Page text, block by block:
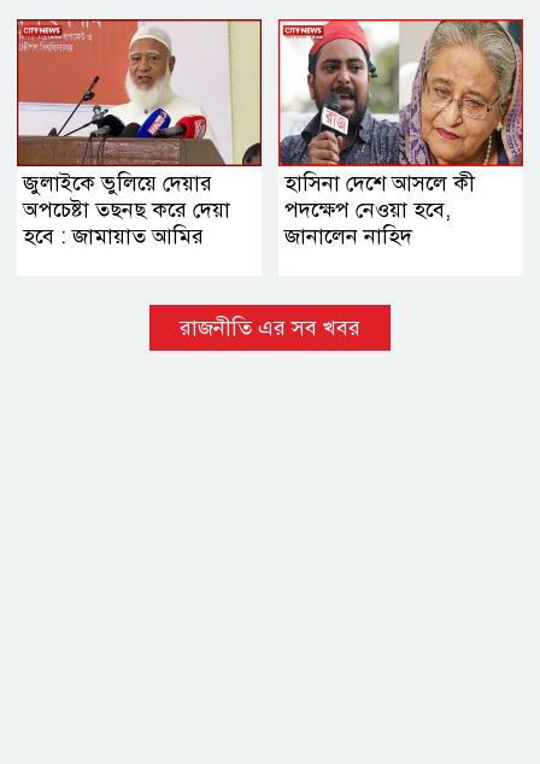
জুলাইকে ভুলিয়ে দেয়ার
অপচেষ্টা তছনছ করে দেয়া
হবে : জামায়াত আমির
হাসিনা দেশে আসলে কী
পদক্ষেপ নেওয়া হবে,
জানালেন নাহিদ
রাজনীতি এর সব খবর